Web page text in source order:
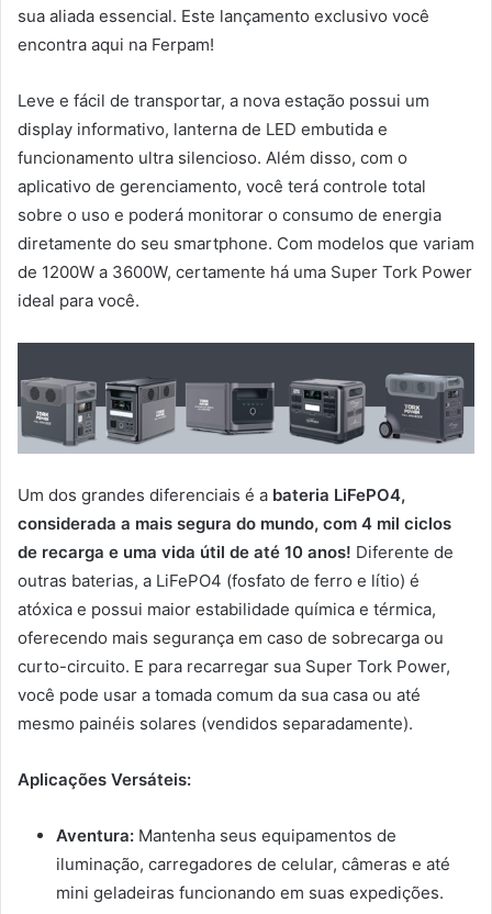
sua aliada essencial. Este lançamento exclusivo você
encontra aqui na Ferpam!
Leve e fácil de transportar, a nova estação possui um
display informativo, lanterna de LED embutida e
funcionamento ultra silencioso. Além disso, com o
aplicativo de gerenciamento, você terá controle total
sobre o uso e poderá monitorar o consumo de energia
diretamente do seu smartphone. Com modelos que variam
de 1200W a 3600W, certamente há uma Super Tork Power
ideal para você.
Um dos grandes diferenciais é a bateria LiFePO4,
considerada a mais segura do mundo, com 4 mil ciclos
de recarga e uma vida útil de até 10 anos! Diferente de
outras baterias, a LiFePO4 (fosfato de ferro e lítio) é
atóxica e possui maior estabilidade química e térmica,
oferecendo mais segurança em caso de sobrecarga ou
curto-circuito. E para recarregar sua Super Tork Power,
você pode usar a tomada comum da sua casa ou até
mesmo painéis solares (vendidos separadamente).
Aplicações Versáteis:
Aventura: Mantenha seus equipamentos de
iluminação, carregadores de celular, câmeras e até
mini geladeiras funcionando em suas expedições.